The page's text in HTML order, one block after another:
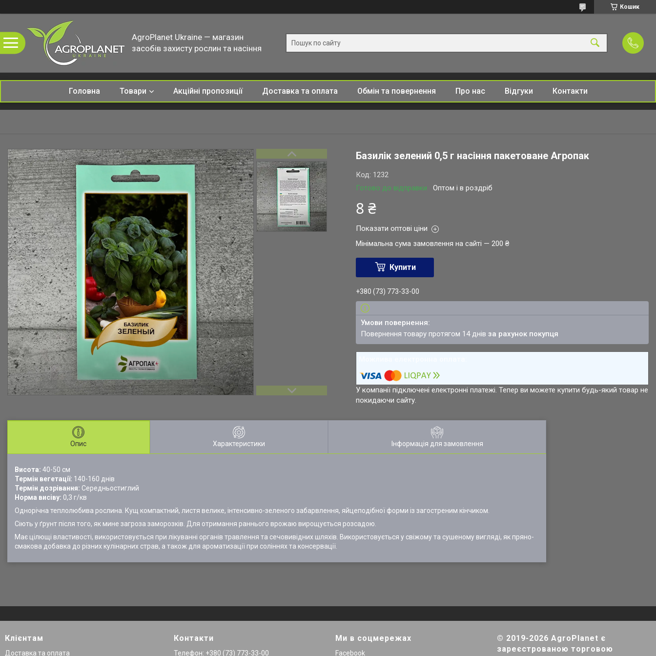
Кошик
AgroPlanet Ukraine — магазин
засобів захисту рослин та насіння
Головна Товари Акційні пропозиції Доставка та оплата Обмін та повернення Про нас Відгуки Контакти
Базилік зелений 0,5 г насіння пакетоване Агропак
Готово до відправки Оптом і в роздріб
Код: 1232
8 ₴
Показати оптові ціни
Мінімальна сума замовлення на сайті — 200 ₴
Купити
+380 (73) 773-33-00
повернення товару протягом 14 днівза рахунок покупця
У компанії підключені електронні платежі. Тепер ви можете купити будь-який товар не
покидаючи сайту.
Опис Характеристики Інформація для замовлення
Висота: 40-50 см
Термін вегетації: 140-160 днів
Термін дозрівання: Середньостиглий
Норма висіву: 0,3 г/кв
Однорічна теплолюбива рослина. Кущ компактний, листя велике, інтенсивно-зеленого забарвлення, яйцеподібної форми із загостреним кінчиком.
Сіють у ґрунт після того, як мине загроза заморозків. Для отримання раннього врожаю вирощується розсадою.
Має цілющі властивості, використовується при лікуванні органів травлення та сечовивідних шляхів. Використовується у свіжому та сушеному вигляді, як пряно-
смакова добавка до різних кулінарних страв, а також для ароматизації при соліннях та консервації.
Клієнтам
Доставка та оплата
Контакти
Телефон: +380 (73) 773-33-00
Ми в соцмережах
Facebook
© 2019-2026 AgroPlanet є
зареєстрованою торговою